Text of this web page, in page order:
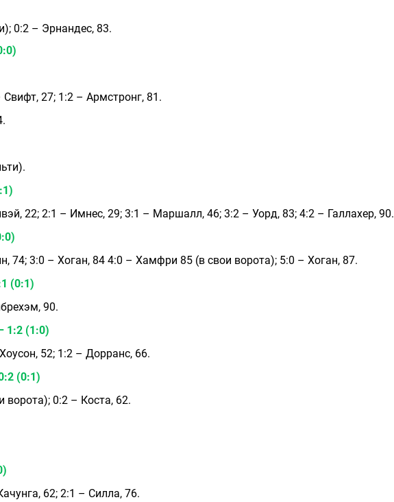
0:2 – Эрнандес, 83.
27; 1:2 – Армстронг, 81.
22; 2:1 – Имнес, 29; 3:1 – Маршалл, 46; 3:2 – Уорд, 83; 4:2 – Галлахер, 90.
74; 3:0 – Хоган, 84 4:0 – Хамфри 85 (в свои ворота); 5:0 – Хоган, 87.
(0:1)
90.
1:2 (1:0)
52; 1:2 – Дорранс, 66.
(0:1)
ворота); 0:2 – Коста, 62.
62; 2:1 – Силла, 76.